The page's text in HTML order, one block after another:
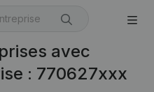
avec
: 770627xxx